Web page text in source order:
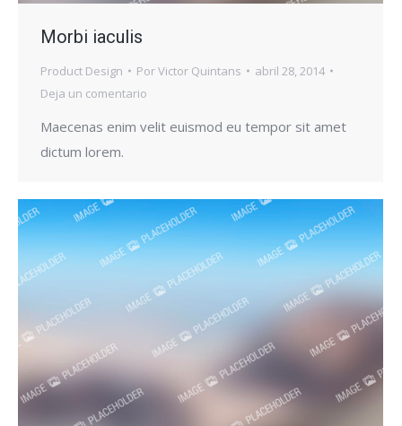
Morbi iaculis
Product Design PorVictor Quintans
abril 28, 2014
Deja un comentario
Maecenas enim velit euismod eu tempor sit amet
dictum lorem.